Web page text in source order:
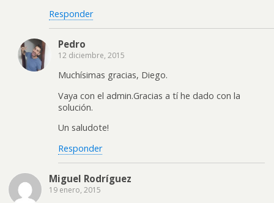
Responder
Pedro
12 diciembre, 2015
Muchísimas gracias, Diego.
Vaya con el admin.Gracias a tí he dado con la
solución.
Un saludote!
Responder
Miguel Rodríguez
19 enero, 2015